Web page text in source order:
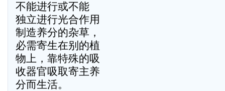
不能进行或不能
独立进行光合作用
制造养分的杂草，
必需寄生在别的植
物上，靠特殊的吸
收器官吸取寄主养
分而生活。